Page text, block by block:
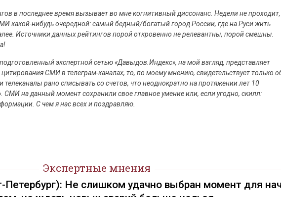
в последнее время вызывает во мне когнитивный диссонанс. Недели не проходит,
какой-нибудь очередной: самый бедный/богатый город России, где на Руси жить
Источники данных рейтингов порой откровенно не релевантны, порой смешны.
экспертной сетью «Давыдов.Индекс», на мой взгляд, представляет
цитирования СМИ в телеграм-каналах, то, по моему мнению, свидетельствует только
телеканалы рано списывать со счетов, что неоднократно на протяжении лет 10
СМИ на данный момент сохранили свое главное умение или, если угодно, скилл:
С чем я нас всех и поздравляю.
Экспертные мнения
Петербург): Не слишком удачно выбран момент для